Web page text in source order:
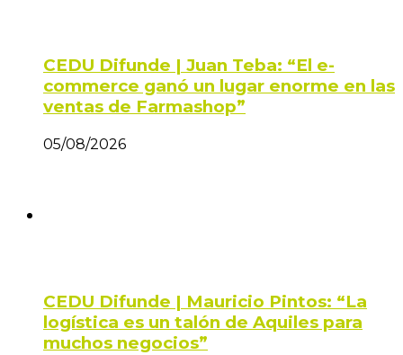
CEDU Difunde | Juan Teba: “El e-
commerce ganó un lugar enorme en las
ventas de Farmashop”
05/08/2026
CEDU Difunde | Mauricio Pintos: “La
logística es un talón de Aquiles para
muchos negocios”